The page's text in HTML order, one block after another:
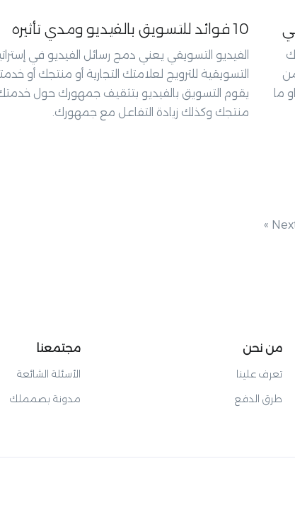
ما
10 فوائد للتسويق بالفيديو ومدي تأثيره
الفيديو التسويقي يعني دمج رسائل الفيديو في
التسويقية للترويج لعلامتك التجارية أو منتجك أو
يقوم التسويق بالفيديو بتثقيف جمهورك حول
منتجك وكذلك زيادة التفاعل مع جمهورك.
Next
من نحن
تعرف علينا
طرق الدفع
مجتمعنا
الأسئلة الشائعة
مدونة بصمملك